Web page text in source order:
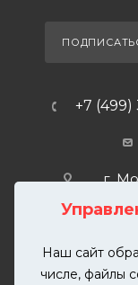
Наш сайт
числе, файлы
+7
г.